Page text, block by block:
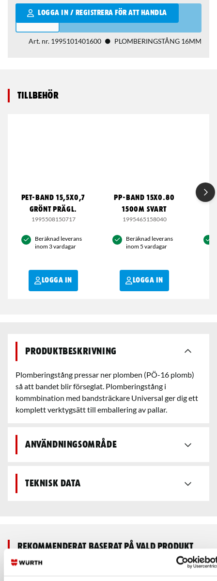
LOGGA IN / REGISTRERA FÖR ATT HANDLA
Qantity
Art. nr. 1995101401600 PLOMBERINGSTÅNG 16MM
Tillbehör
PET-BAND 15,5X0,7
GRÖNT PRÄGL.
1995508150717
Beräknad leverans
inom 3 vardagar
LOGGA IN
PP-BAND 15X0.80
1500M SVART
1995465158040
Beräknad leverans
inom 5 vardagar
LOGGA IN
Produktbeskrivning
Plomberingstång pressar ner plomben (PÖ-16 plomb)
så att bandet blir förseglat. Plomberingstång i
kommbination med bandsträckare Universal ger dig ett
komplett verktygsätt till emballering av pallar.
Användningsområde
Teknisk data
Rekommenderat baserat på vald produkt